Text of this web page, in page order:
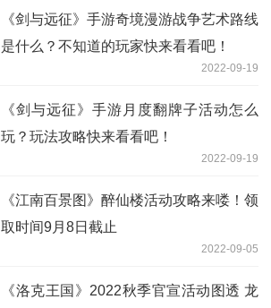
《剑与远征》手游奇境漫游战争艺术路线
是什么？不知道的玩家快来看看吧！
2022-09-19
《剑与远征》手游月度翻牌子活动怎么
玩？玩法攻略快来看看吧！
2022-09-19
《江南百景图》醉仙楼活动攻略来喽！领
取时间9月8日截止
2022-09-05
《洛克王国》2022秋季官宣活动图透 龙